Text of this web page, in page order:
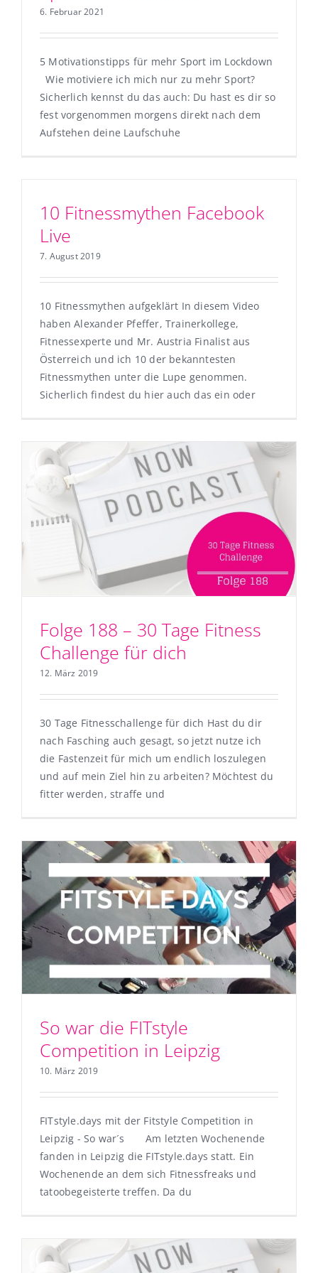
6. Februar 2021
5 Motivationstipps für mehr Sport im Lockdown
Wie motiviere ich mich nur zu mehr Sport?
Sicherlich kennst du das auch: Du hast es dir so
fest vorgenommen morgens direkt nach dem
Aufstehen deine Laufschuhe
10 Fitnessmythen Facebook
Live
7. August 2019
10 Fitnessmythen aufgeklärt In diesem Video
haben Alexander Pfeffer, Trainerkollege,
Fitnessexperte und Mr. Austria Finalist aus
Österreich und ich 10 der bekanntesten
Fitnessmythen unter die Lupe genommen.
Sicherlich findest du hier auch das ein oder
Folge 188 – 30 Tage Fitness
Challenge für dich
12. März 2019
30 Tage Fitnesschallenge für dich Hast du dir
nach Fasching auch gesagt, so jetzt nutze ich
die Fastenzeit für mich um endlich loszulegen
und auf mein Ziel hin zu arbeiten? Möchtest du
fitter werden, straffe und
So war die FITstyle
Competition in Leipzig
10. März 2019
FITstyle.days mit der Fitstyle Competition in
Leipzig - So war´s Am letzten Wochenende
fanden in Leipzig die FITstyle.days statt. Ein
Wochenende an dem sich Fitnessfreaks und
tatoobegeisterte treffen. Da du